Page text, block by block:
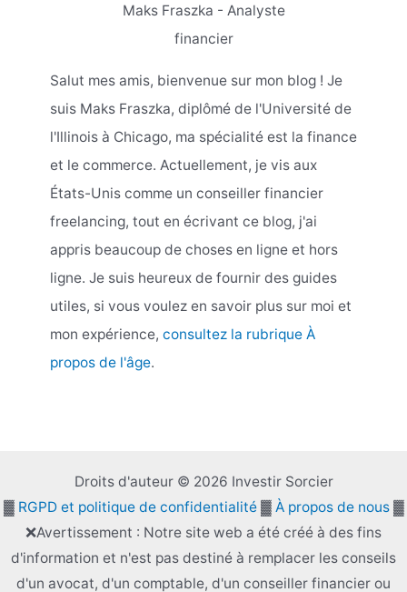
Maks Fraszka - Analyste
financier
Salut mes amis, bienvenue sur mon blog ! Je
suis Maks Fraszka, diplômé de l'Université de
l'Illinois à Chicago, ma spécialité est la finance
et le commerce. Actuellement, je vis aux
États-Unis comme un conseiller financier
freelancing, tout en écrivant ce blog, j'ai
appris beaucoup de choses en ligne et hors
ligne. Je suis heureux de fournir des guides
utiles, si vous voulez en savoir plus sur moi et
mon expérience, consultez la rubrique À
propos de l'âge.
Droits d'auteur © 2026 Investir Sorcier
▓ RGPD et politique de confidentialité▓ À propos de nous▓
❌Avertissement : Notre site web a été créé à des fins
d'information et n'est pas destiné à remplacer les conseils
d'un avocat, d'un comptable, d'un conseiller financier ou